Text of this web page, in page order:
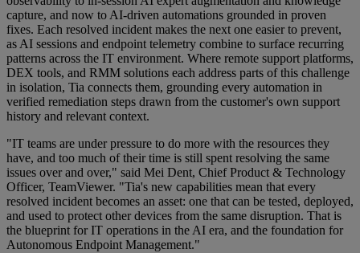
capture, and now to AI-driven automations grounded in proven
fixes. Each resolved incident makes the next one easier to prevent,
as AI sessions and endpoint telemetry combine to surface recurring
patterns across the IT environment. Where remote support platforms,
DEX tools, and RMM solutions each address parts of this challenge
in isolation, Tia connects them, grounding every automation in
verified remediation steps drawn from the customer's own support
history and relevant context.
"IT teams are under pressure to do more with the resources they
have, and too much of their time is still spent resolving the same
issues over and over," said Mei Dent, Chief Product & Technology
Officer, TeamViewer. "Tia's new capabilities mean that every
resolved incident becomes an asset: one that can be tested, deployed,
and used to protect other devices from the same disruption. That is
the blueprint for IT operations in the AI era, and the foundation for
Autonomous Endpoint Management."